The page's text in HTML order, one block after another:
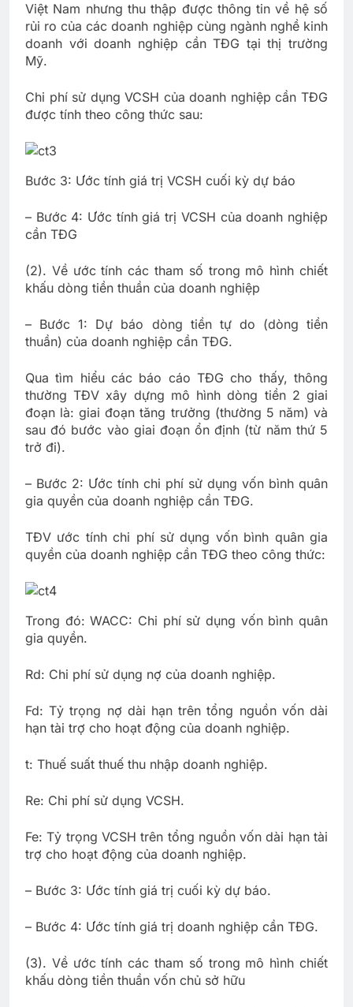
Việt Nam nhưng thu thập được thông tin về hệ số
rủi ro của các doanh nghiệp cùng ngành nghề kinh
doanh với doanh nghiệp cần TĐG tại thị trường
Mỹ.
Chi phí sử dụng VCSH của doanh nghiệp cần TĐG
được tính theo công thức sau:
Bước 3: Ước tính giá trị VCSH cuối kỳ dự báo
– Bước 4: Ước tính giá trị VCSH của doanh nghiệp
cần TĐG
(2). Về ước tính các tham số trong mô hình chiết
khấu dòng tiền thuần của doanh nghiệp
– Bước 1: Dự báo dòng tiền tự do (dòng tiền
thuần) của doanh nghiệp cần TĐG.
Qua tìm hiểu các báo cáo TĐG cho thấy, thông
thường TĐV xây dựng mô hình dòng tiền 2 giai
đoạn là: giai đoạn tăng trưởng (thường 5 năm) và
sau đó bước vào giai đoạn ổn định (từ năm thứ 5
trở đi).
– Bước 2: Ước tính chi phí sử dụng vốn bình quân
gia quyền của doanh nghiệp cần TĐG.
TĐV ước tính chi phí sử dụng vốn bình quân gia
quyền của doanh nghiệp cần TĐG theo công thức:
Trong đó: WACC: Chi phí sử dụng vốn bình quân
gia quyền.
Rd: Chi phí sử dụng nợ của doanh nghiệp.
Fd: Tỷ trọng nợ dài hạn trên tổng nguồn vốn dài
hạn tài trợ cho hoạt động của doanh nghiệp.
t: Thuế suất thuế thu nhập doanh nghiệp.
Re: Chi phí sử dụng VCSH.
Fe: Tỷ trọng VCSH trên tổng nguồn vốn dài hạn tài
trợ cho hoạt động của doanh nghiệp.
– Bước 3: Ước tính giá trị cuối kỳ dự báo.
– Bước 4: Ước tính giá trị doanh nghiệp cần TĐG.
(3). Về ước tính các tham số trong mô hình chiết
khấu dòng tiền thuần vốn chủ sở hữu